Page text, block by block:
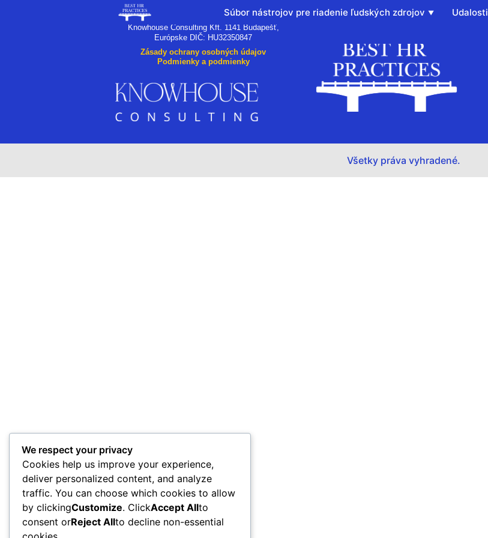
Súbor nástrojov pre riadenie ľudských zdrojov Udalosti
Knowhouse Consulting Kft. 1141 Budapešť,
Európske DIČ: HU32350847
Zásady ochrany osobných údajov
Podmienky a podmienky
Všetky práva vyhradené.
We respect your privacy
Cookies help us improve your experience,
deliver personalized content, and analyze
traffic. You can choose which cookies to allow
by clickingCustomize. ClickAccept Allto
consent orReject Allto decline non-essential